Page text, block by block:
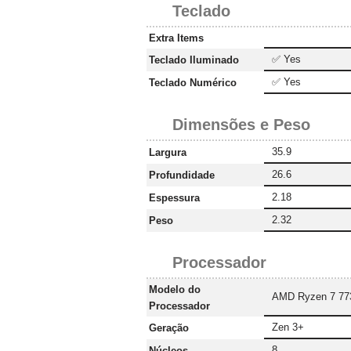
Teclado
Extra Items
Teclado Iluminado
✅ Yes
Teclado Numérico
✅ Yes
Dimensões e Peso
Largura
35.9
Profundidade
26.6
Espessura
2.18
Peso
2.32
Processador
Modelo do
Processador
AMD Ryzen 7
Geração
Zen 3+